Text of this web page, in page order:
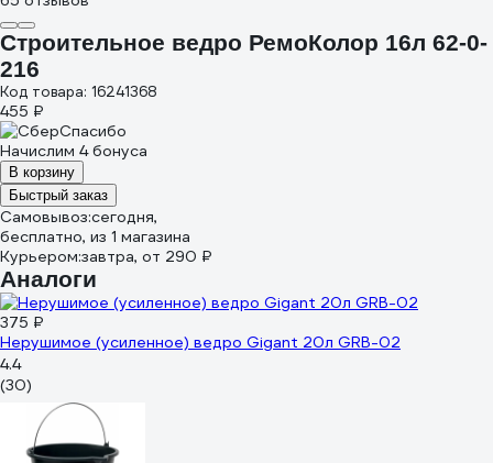
Строительное ведро РемоКолор 16л 62-0-
216
Код товара: 16241368
455 ₽
Начислим 4 бонуса
В корзину
Быстрый заказ
Самовывоз:сегодня,
бесплатно, из 1 магазина
Курьером:завтра, от 290 ₽
Аналоги
375 ₽
Нерушимое (усиленное) ведро Gigant 20л GRB-02
4.4
(30)